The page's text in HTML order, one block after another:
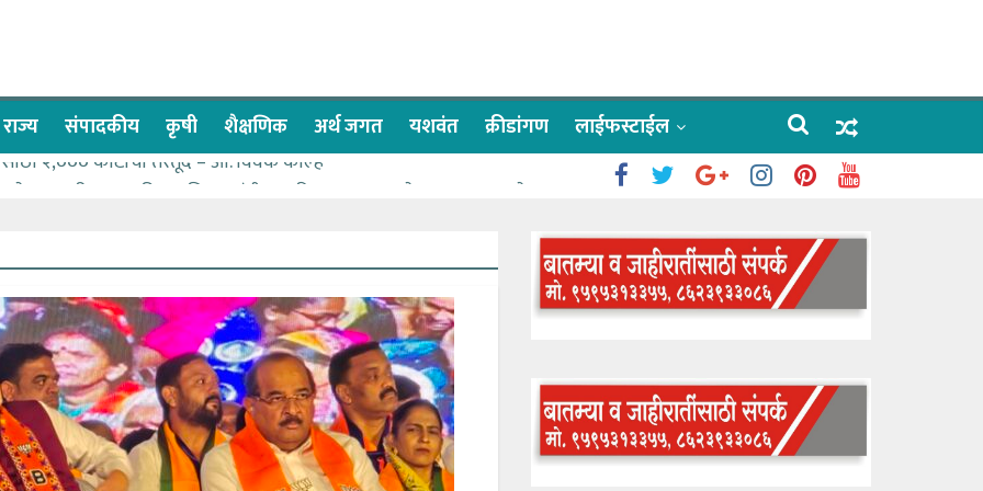
राज्य संपादकीय कृषी शैक्षणिक अर्थ जगत यशवंत क्रीडांगण लाईफस्टाईल
२,००० कोटींची तरतूद – आ. विवेक कोल्हे
देश-विदेशातील दिड लाखाहून अधिक भाविकांनी घेतले ओम गुरूदेव माऊलींचे दर्शन
नागरिकांना संजीवनी युवा प्रतिष्ठानचा मदतीचा हात
पण्याने मतदारसंघातील बंधारे भरून द्यावे -आमदार कोल्हे